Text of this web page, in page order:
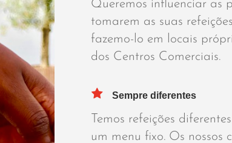
Queremos influenciar as
tomarem as suas
fazemo-lo em locais
dos Centros Comerciais.
Sempre diferentes
Temos refeições
um menu fixo. Os